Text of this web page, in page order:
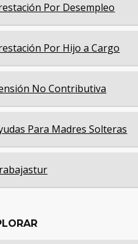
Por Desempleo
Por Hijo a Cargo
No Contributiva
Para Madres Solteras